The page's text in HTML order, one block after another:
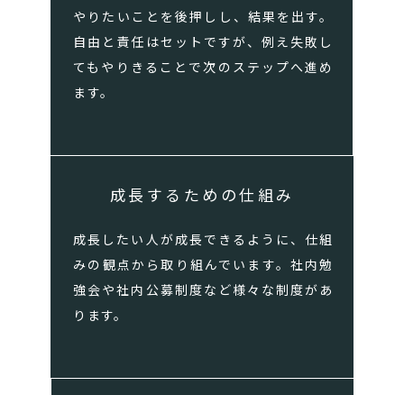
やりたいことを後押しし、結果を出す。
自由と責任はセットですが、例え失敗し
てもやりきることで次のステップへ進め
ます。
成長するための仕組み
成長したい人が成長できるように、仕組
みの観点から取り組んでいます。社内勉
強会や社内公募制度など様々な制度があ
ります。